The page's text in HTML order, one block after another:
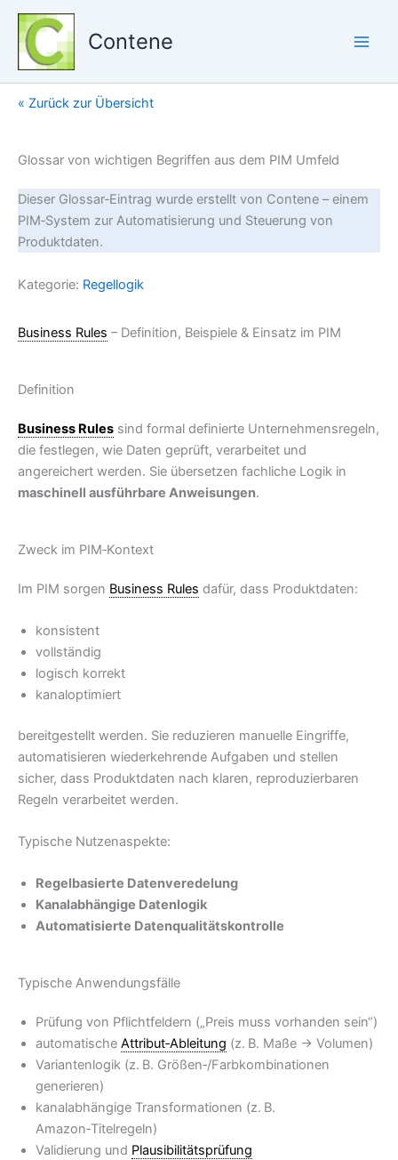
Zum
Inhalt
springen
Contene
« Zurück zur Übersicht
Glossar von wichtigen Begriffen aus dem PIM Umfeld
Dieser Glossar‑Eintrag wurde erstellt von Contene – einem
PIM‑System zur Automatisierung und Steuerung von
Produktdaten.
Kategorie: Regellogik
Business Rules – Definition, Beispiele & Einsatz im PIM
Definition
Business Rules sind formal definierte Unternehmensregeln,
die festlegen, wie Daten geprüft, verarbeitet und
angereichert werden. Sie übersetzen fachliche Logik in
maschinell ausführbare Anweisungen.
Zweck im PIM‑Kontext
Im PIM sorgen Business Rules dafür, dass Produktdaten:
konsistent
vollständig
logisch korrekt
kanaloptimiert
bereitgestellt werden. Sie reduzieren manuelle Eingriffe,
automatisieren wiederkehrende Aufgaben und stellen
sicher, dass Produktdaten nach klaren, reproduzierbaren
Regeln verarbeitet werden.
Typische Nutzenaspekte:
Regelbasierte Datenveredelung
Kanalabhängige Datenlogik
Automatisierte Datenqualitätskontrolle
Typische Anwendungsfälle
Prüfung von Pflichtfeldern („Preis muss vorhanden sein“)
automatische Attribut‑Ableitung (z. B. Maße → Volumen)
Variantenlogik (z. B. Größen‑/Farbkombinationen
generieren)
kanalabhängige Transformationen (z. B.
Amazon‑Titelregeln)
Validierung und Plausibilitätsprüfung